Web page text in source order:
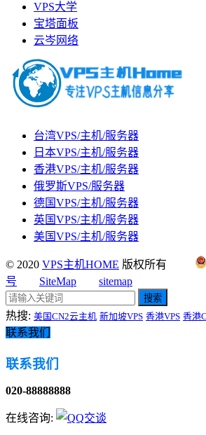
VPS大学
宝塔面板
云岑网络
台湾VPS/主机/服务器
日本VPS/主机/服务器
香港VPS/主机/服务器
俄罗斯VPS/服务器
德国VPS/主机/服务器
英国VPS/主机/服务器
美国VPS/主机/服务器
© 2020 VPS主机HOME 版权所有
号
SiteMap sitemap
搜索
热搜: 美国CN2云主机 新加坡VPS 香港VPS 香港
联系我们
联系我们
020-88888888
在线咨询: